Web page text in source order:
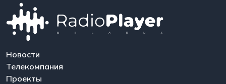
Новости
Телекомпания
Проекты